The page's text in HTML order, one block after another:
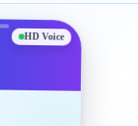
HD Voice